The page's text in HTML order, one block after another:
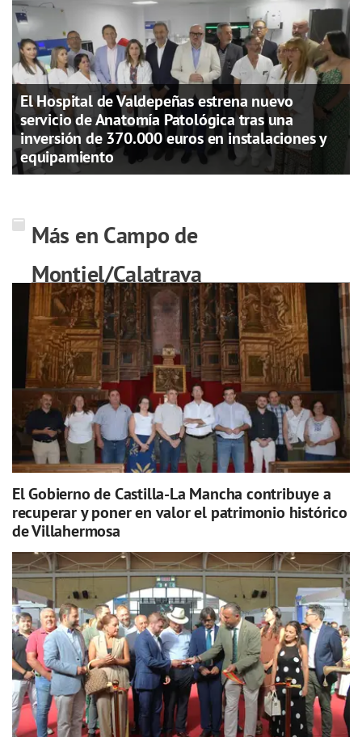
El Hospital de Valdepeñas estrena nuevo
servicio de Anatomía Patológica tras una
inversión de 370.000 euros en instalaciones y
equipamiento
Más en Campo de
Montiel/Calatrava
El Gobierno de Castilla-La Mancha contribuye a
recuperar y poner en valor el patrimonio histórico
de Villahermosa